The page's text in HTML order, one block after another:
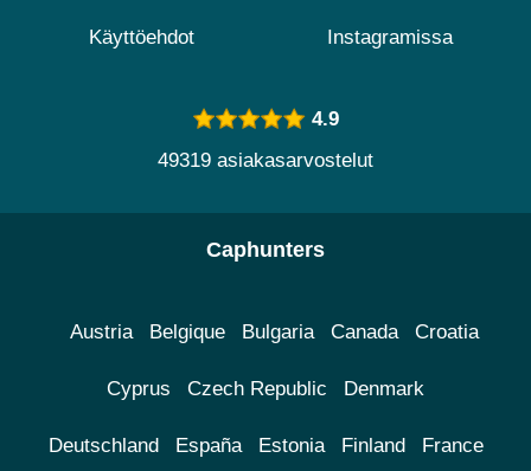
Käyttöehdot Instagramissa
4.9
49319 asiakasarvostelut
Caphunters
Austria Belgique Bulgaria Canada Croatia
Cyprus Czech Republic Denmark
Deutschland España Estonia Finland France